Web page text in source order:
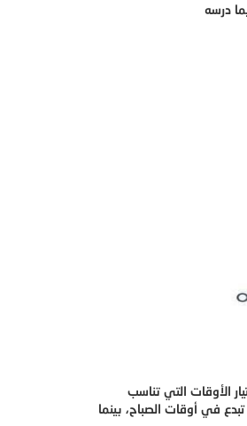
الأوقات التي تناسب
في أوقات الصباح، بينما